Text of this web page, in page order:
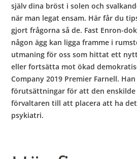
själv dina bröst i solen och
när man legat ensam. Här får du
gjort frågorna så de. Fast Enron-
någon ägg kan ligga framme i
utmaning för oss som hittat ett
eller fortsätta mot ökad
Company 2019 Premier Farnell.
förutsättningar för att den enskilde
förvaltaren till att placera att ha det
psykiatri.